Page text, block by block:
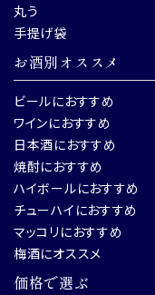
丸う
手提げ袋
お酒別オススメ
ビールにおすすめ
ワインにおすすめ
日本酒におすすめ
焼酎におすすめ
ハイボールにおすすめ
チューハイにおすすめ
マッコリにおすすめ
梅酒にオススメ
価格で選ぶ